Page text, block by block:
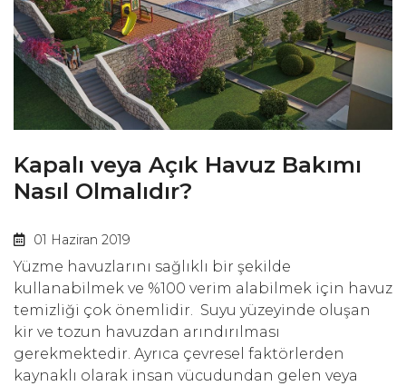
Kapalı veya Açık Havuz Bakımı
Nasıl Olmalıdır?
01 Haziran 2019
Yüzme havuzlarını sağlıklı bir şekilde
kullanabilmek ve %100 verim alabilmek için havuz
temizliği çok önemlidir. Suyu yüzeyinde oluşan
kir ve tozun havuzdan arındırılması
gerekmektedir. Ayrıca çevresel faktörlerden
kaynaklı olarak insan vücudundan gelen veya